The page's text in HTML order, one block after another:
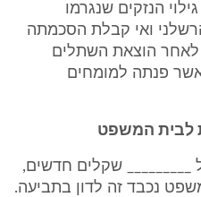
הנזקים שנגרמו
ואי קבלת הסכמתה
הוצאת השתלים
ולאחריו, כאשר פנתה למומחים
לבית המשפט
_________ שקלים חדשים,
נכבד זה לדון בתביעה.